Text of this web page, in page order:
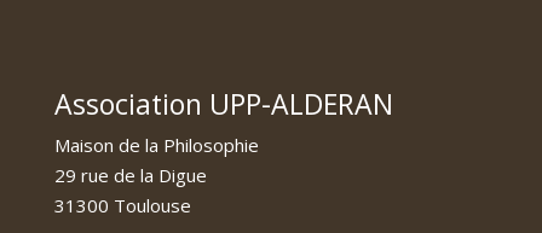
Association UPP-ALDERAN
Maison de la Philosophie
29 rue de la Digue
31300 Toulouse